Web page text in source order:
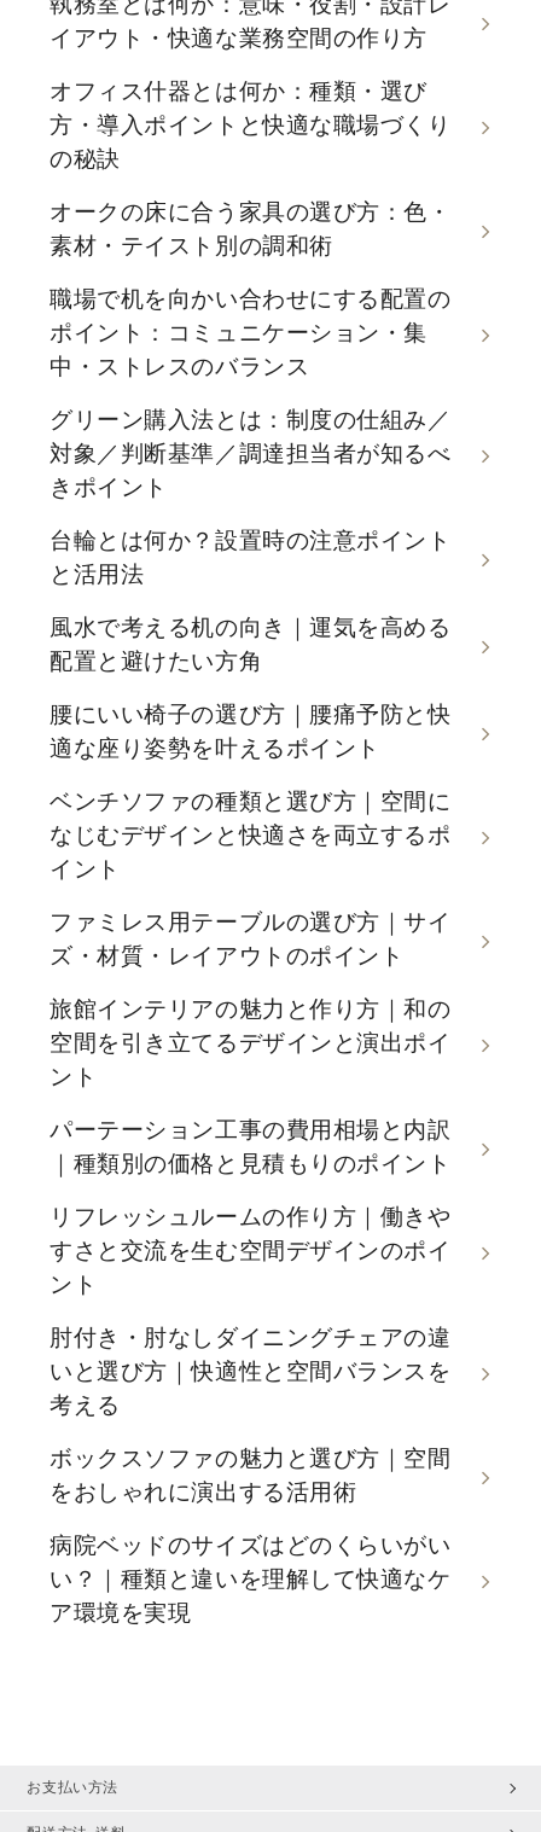
イアウト・快適な業務空間の作り方
オフィス什器とは何か：種類・選び
方・導入ポイントと快適な職場づくり
の秘訣
オークの床に合う家具の選び方：色・
素材・テイスト別の調和術
職場で机を向かい合わせにする配置の
ポイント：コミュニケーション・集
中・ストレスのバランス
グリーン購入法とは：制度の仕組み／
対象／判断基準／調達担当者が知るべ
きポイント
台輪とは何か？設置時の注意ポイント
と活用法
風水で考える机の向き｜運気を高める
配置と避けたい方角
腰にいい椅子の選び方｜腰痛予防と快
適な座り姿勢を叶えるポイント
ベンチソファの種類と選び方｜空間に
なじむデザインと快適さを両立するポ
イント
ファミレス用テーブルの選び方｜サイ
ズ・材質・レイアウトのポイント
旅館インテリアの魅力と作り方｜和の
空間を引き立てるデザインと演出ポイ
ント
パーテーション工事の費用相場と内訳
｜種類別の価格と見積もりのポイント
リフレッシュルームの作り方｜働きや
すさと交流を生む空間デザインのポイ
ント
肘付き・肘なしダイニングチェアの違
いと選び方｜快適性と空間バランスを
考える
ボックスソファの魅力と選び方｜空間
をおしゃれに演出する活用術
病院ベッドのサイズはどのくらいがい
い？｜種類と違いを理解して快適なケ
ア環境を実現
お支払い方法